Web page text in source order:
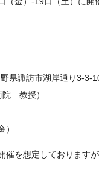
県諏訪市湖岸通り3-3-
院 教授）
を想定しております